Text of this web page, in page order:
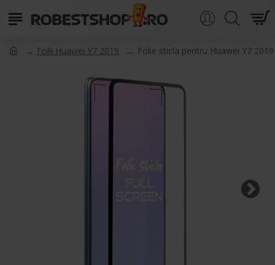
Folii Huawei Y7 2019 Folie sticla pentru Huawei Y7